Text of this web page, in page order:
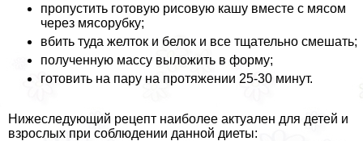
пропустить готовую рисовую кашу вместе с мясом
через мясорубку;
вбить туда желток и белок и все тщательно смешать;
полученную массу выложить в форму;
готовить на пару на протяжении 25-30 минут.
Нижеследующий рецепт наиболее актуален для детей и
взрослых при соблюдении данной диеты: